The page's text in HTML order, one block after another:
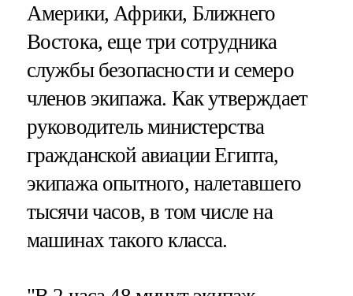
Америки, Африки, Ближнего
Востока, еще три сотрудника
службы безопасности и семеро
членов экипажа. Как утверждает
руководитель министерства
гражданской авиации Египта,
экипажа опытного, налетавшего
тысячи часов, в том числе на
машинах такого класса.